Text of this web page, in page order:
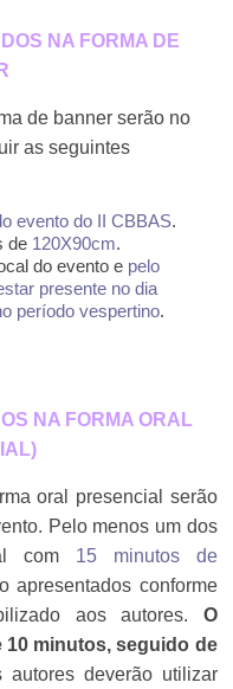
NA FORMA DE
de banner serão no
as seguintes
evento do II CBBAS.
de 120X90cm.
do evento e pelo
presente no dia
período vespertino.
NA FORMA ORAL
oral presencial serão
Pelo menos um dos
com 15 minutos de
apresentados conforme
aos autores. O
10 minutos, seguido de
autores deverão utilizar